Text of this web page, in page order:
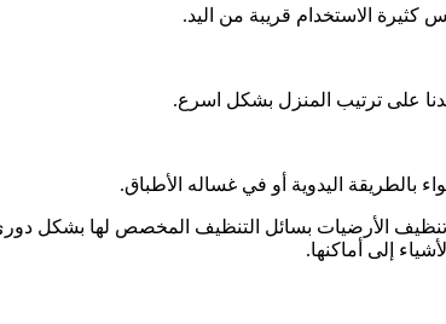
الاستخدام قريبة من اليد.
على ترتيب المنزل بشكل اسرع.
اليدوية أو في غساله الأطباق.
الأرضيات بسائل التنظيف المخصص لها بشكل
إلى أماكنها.